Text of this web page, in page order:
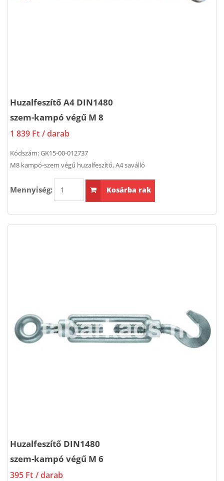
Huzalfeszítő A4 DIN1480
szem-kampó végű M 8
1 839 Ft / darab
Kódszám:GK15-00-012737
M8 kampó-szem végű huzalfeszítő, A4 saválló
Mennyiség: Kosárba rak
Huzalfeszítő DIN1480
szem-kampó végű M 6
395 Ft / darab